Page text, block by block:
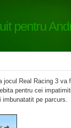
pentru
Real Racing 3
pentru cei
pe parcurs.